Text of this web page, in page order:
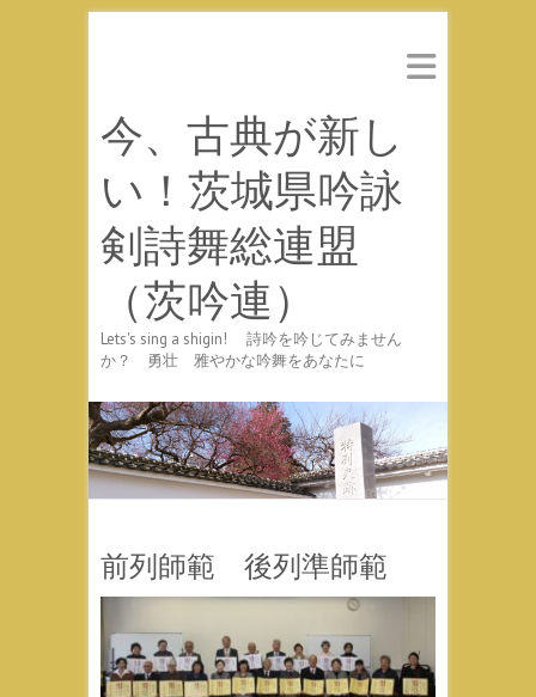
今、古典が新し
い！茨城県吟詠
剣詩舞総連盟
（茨吟連）
Lets's sing a shigin! 詩吟を吟じてみません
か？ 勇壮 雅やかな吟舞をあなたに
前列師範 後列準師範